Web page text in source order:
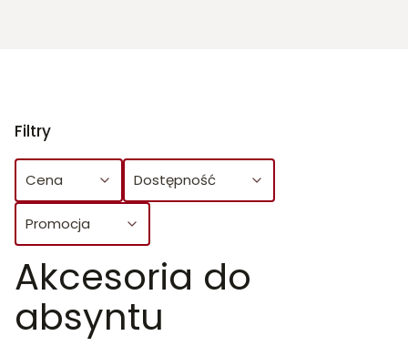
Filtry
Cena Dostępność
Promocja
Koniec filtrów
Akcesoria do
absyntu